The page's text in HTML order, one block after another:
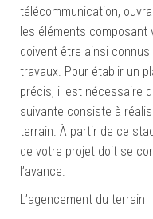
télécommunication,
les éléments composant
doivent être ainsi
travaux. Pour établir un
précis, il est nécessaire
suivante consiste à
terrain. À partir de ce
de votre projet doit se
l’avance.
L’agencement du terrain